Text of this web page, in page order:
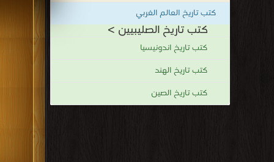
كتب اكبر مكتبة تاريخ الصليبيين
كتب تاريخ العالم الغربي
كتب تاريخ الصليبيين >
كتب تاريخ اندونيسيا
كتب تاريخ الهند
كتب تاريخ الصين